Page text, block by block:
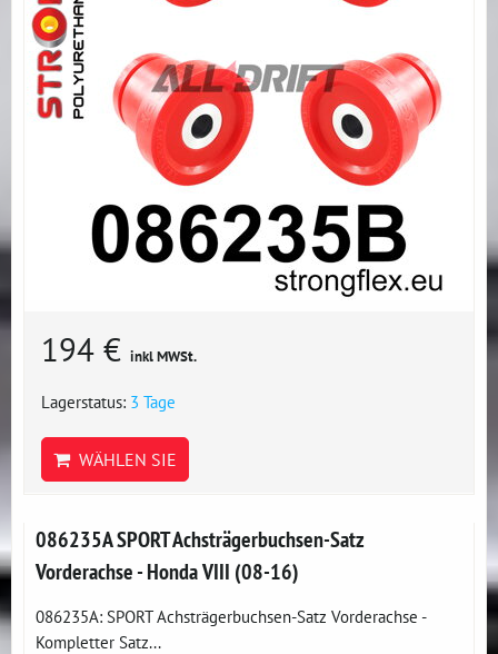
194 € inkl MWSt.
Lagerstatus: 3 Tage
WÄHLEN SIE
086235A SPORT Achsträgerbuchsen-Satz
Vorderachse - Honda VIII (08-16)
086235A: SPORT Achsträgerbuchsen-Satz Vorderachse -
Kompletter Satz...